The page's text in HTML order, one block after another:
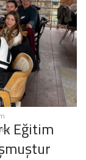
Eğitim
ve